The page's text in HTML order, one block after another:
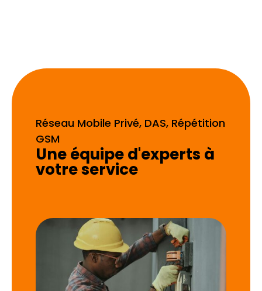
Réseau Mobile Privé, DAS, Répétition
GSM
Une équipe d'experts à
votre service